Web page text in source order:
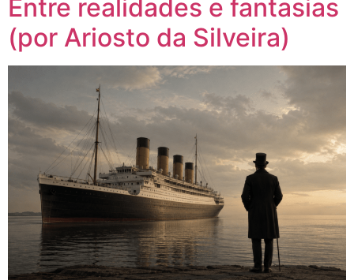
Entre realidades e fantasias
(por Ariosto da Silveira)